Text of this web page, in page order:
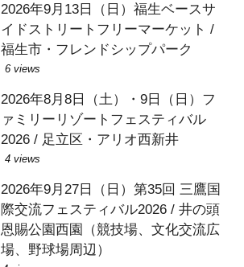
2026年9月13日（日）福生ベースサ
イドストリートフリーマーケット /
福生市・フレンドシップパーク
6 views
2026年8月8日（土）・9日（日）フ
ァミリーリゾートフェスティバル
2026 / 足立区・アリオ西新井
4 views
2026年9月27日（日）第35回 三鷹国
際交流フェスティバル2026 / 井の頭
恩賜公園西園（競技場、文化交流広
場、野球場周辺）